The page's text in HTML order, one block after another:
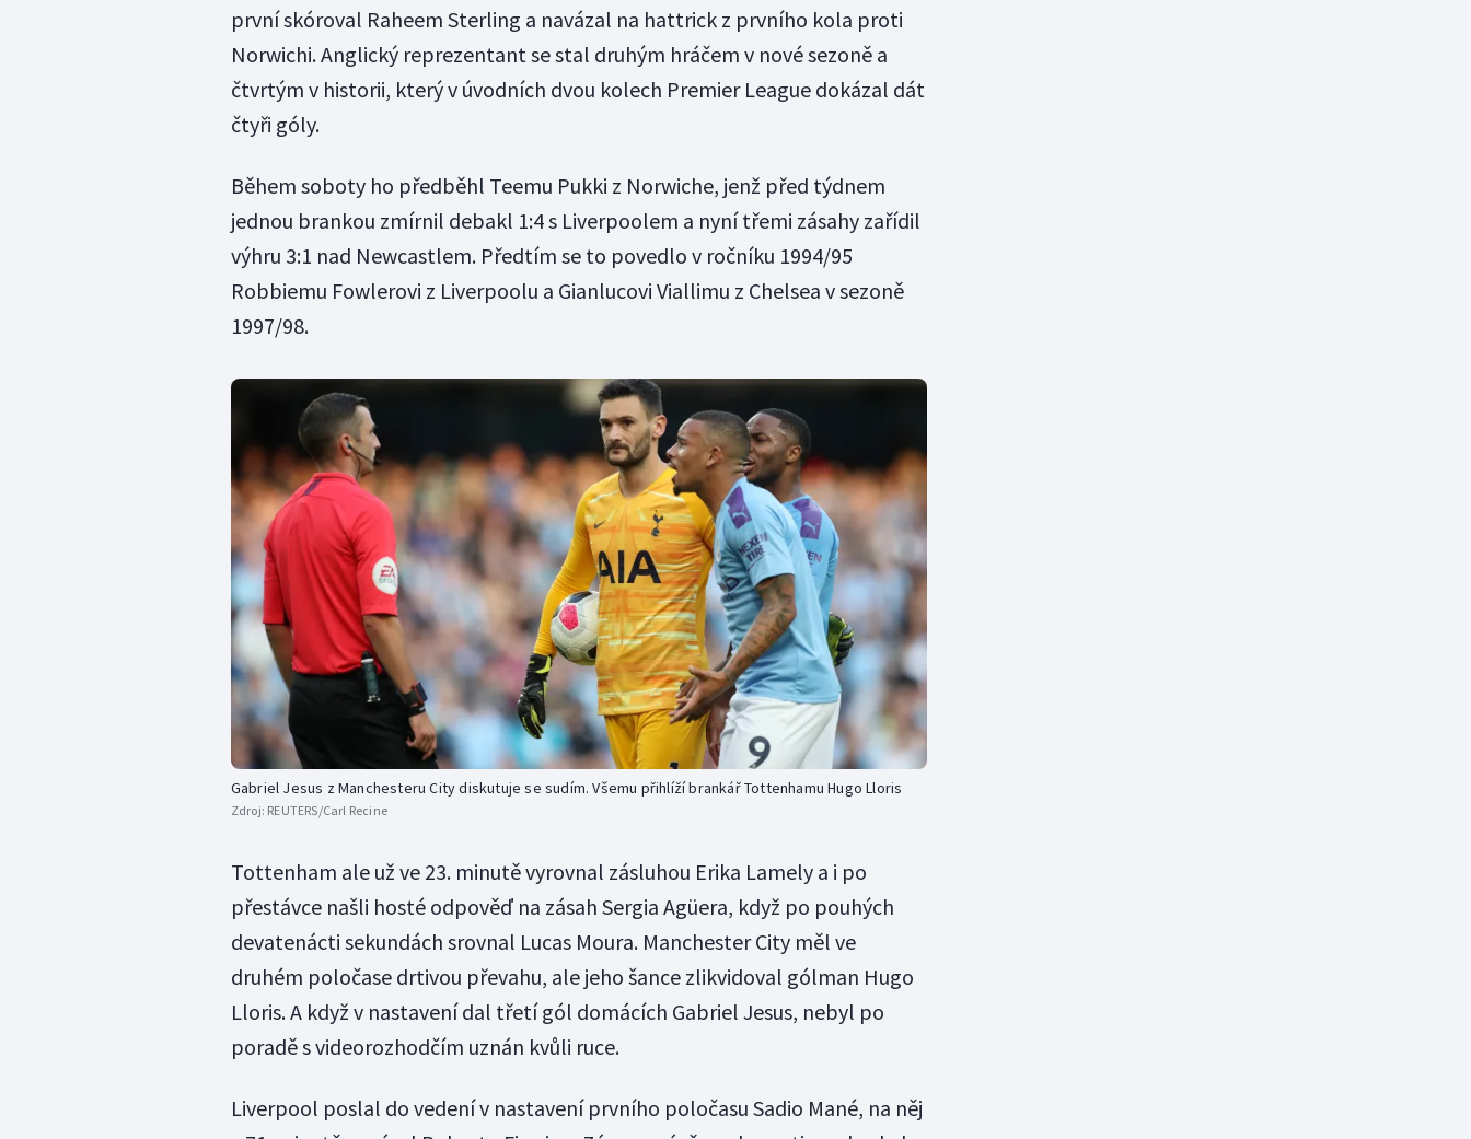
první skóroval Raheem Sterling a navázal na hattrick z prvního kola proti
Norwichi. Anglický reprezentant se stal druhým hráčem v nové sezoně a
čtvrtým v historii, který v úvodních dvou kolech Premier League dokázal dát
čtyři góly.
Během soboty ho předběhl Teemu Pukki z Norwiche, jenž před týdnem
jednou brankou zmírnil debakl 1:4 s Liverpoolem a nyní třemi zásahy zařídil
výhru 3:1 nad Newcastlem. Předtím se to povedlo v ročníku 1994/95
Robbiemu Fowlerovi z Liverpoolu a Gianlucovi Viallimu z Chelsea v sezoně
1997/98.
Gabriel Jesus z Manchesteru City diskutuje se sudím. Všemu přihlíží brankář Tottenhamu Hugo Lloris
Zdroj: REUTERS/Carl Recine
Tottenham ale už ve 23. minutě vyrovnal zásluhou Erika Lamely a i po
přestávce našli hosté odpověď na zásah Sergia Agüera, když po pouhých
devatenácti sekundách srovnal Lucas Moura. Manchester City měl ve
druhém poločase drtivou převahu, ale jeho šance zlikvidoval gólman Hugo
Lloris. A když v nastavení dal třetí gól domácích Gabriel Jesus, nebyl po
poradě s videorozhodčím uznán kvůli ruce.
Liverpool poslal do vedení v nastavení prvního poločasu Sadio Mané, na něj